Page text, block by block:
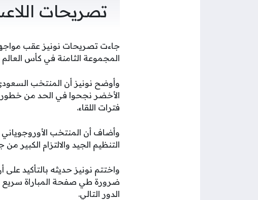
تصريحات
جاءت تصريحات نونيز عقب
المجموعة الثامنة في كأس العالم 2026، ليحصد كل منتخب نقطة في مستهل مشواره بالبطولة.
وأوضح نونيز أن المنتخب
الأخضر نجحوا في الحد من
فترات اللقاء.
وأضاف أن المنتخب
التنظيم الجيد والالتزام الكبير
واختتم نونيز حديثه بالتأكيد
ضرورة طي صفحة المباراة سريع
الدور التالي.